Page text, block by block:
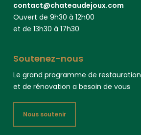
contact@chateaudejoux.com
Ouvert de 9h30 à 12h00
et de 13h30 à 17h30
Soutenez-nous
Le grand programme de restauration
et de rénovation a besoin de vous
Nous soutenir